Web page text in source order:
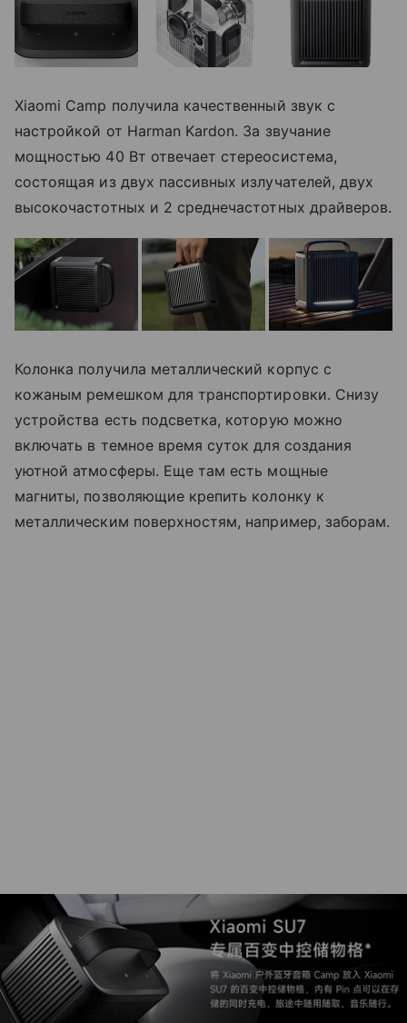
Xiaomi Camp получила качественный звук с
настройкой от Harman Kardon. За звучание
мощностью 40 Вт отвечает стереосистема,
состоящая из двух пассивных излучателей, двух
высокочастотных и 2 среднечастотных драйверов.
Колонка получила металлический корпус с
кожаным ремешком для транспортировки. Снизу
устройства есть подсветка, которую можно
включать в темное время суток для создания
уютной атмосферы. Еще там есть мощные
магниты, позволяющие крепить колонку к
металлическим поверхностям, например, заборам.